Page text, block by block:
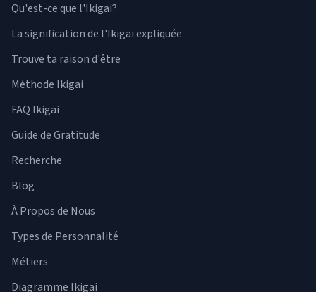
Qu'est-ce que l'Ikigai?
La signification de l'Ikigai expliquée
Trouve ta raison d'être
Méthode Ikigai
FAQ Ikigai
Guide de Gratitude
Recherche
Blog
À Propos de Nous
Types de Personnalité
Métiers
Diagramme Ikigai